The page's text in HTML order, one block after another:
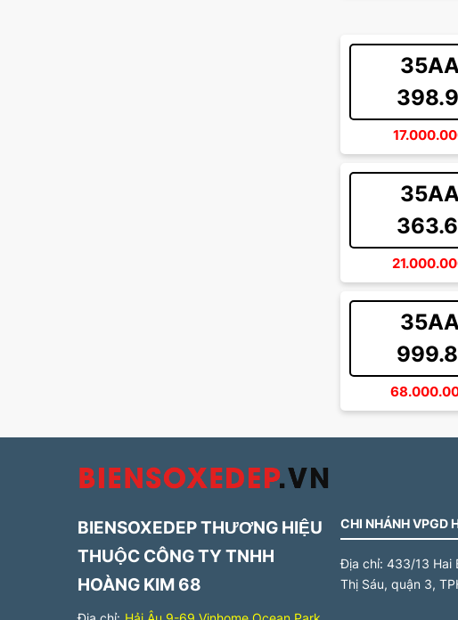
BIENSOXEDEP THƯƠNG HIỆU
THUỘC CÔNG TY TNHH
HOÀNG KIM 68
CHI NHÁNH VPGD
Địa chỉ: 433/13 Hai
Thị Sáu, quận 3,